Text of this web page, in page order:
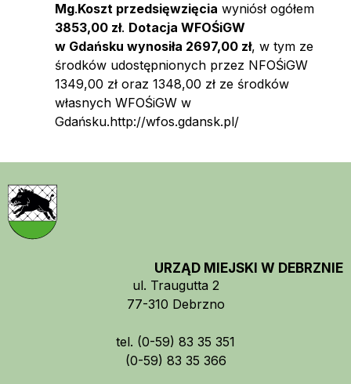
Mg.Koszt przedsięwzięcia wyniósł ogółem
3853,00 zł. Dotacja WFOŚiGW
w Gdańsku wynosiła 2697,00 zł, w tym ze
środków udostępnionych przez NFOŚiGW
1349,00 zł oraz 1348,00 zł ze środków
własnych WFOŚiGW w
Gdańsku.http://wfos.gdansk.pl/
URZĄD MIEJSKI W DEBRZNIE
ul. Traugutta 2
77-310 Debrzno
tel. (0-59) 83 35 351
(0-59) 83 35 366